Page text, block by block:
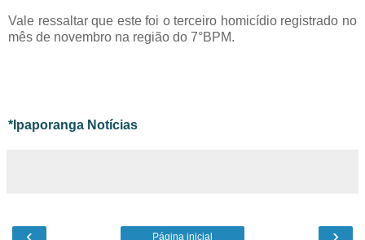
Vale ressaltar que este foi o terceiro homicídio registrado no
mês de novembro na região do 7°BPM.
*Ipaporanga Notícias
‹ ›
Página inicial